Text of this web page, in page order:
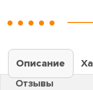
Описание
Отзывы